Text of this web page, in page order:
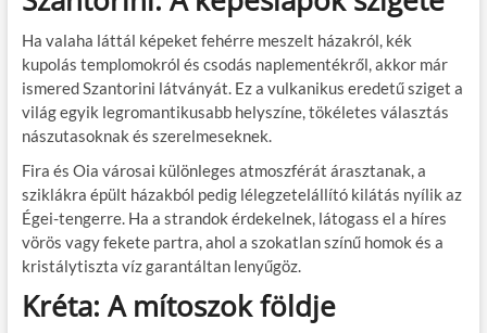
Ha valaha láttál képeket fehérre meszelt házakról, kék
kupolás templomokról és csodás naplementékről, akkor már
ismered Szantorini látványát. Ez a vulkanikus eredetű sziget a
világ egyik legromantikusabb helyszíne, tökéletes választás
nászutasoknak és szerelmeseknek.
Fira és Oia városai különleges atmoszférát árasztanak, a
sziklákra épült házakból pedig lélegzetelállító kilátás nyílik az
Égei-tengerre. Ha a strandok érdekelnek, látogass el a híres
vörös vagy fekete partra, ahol a szokatlan színű homok és a
kristálytiszta víz garantáltan lenyűgöz.
Kréta: A mítoszok földje